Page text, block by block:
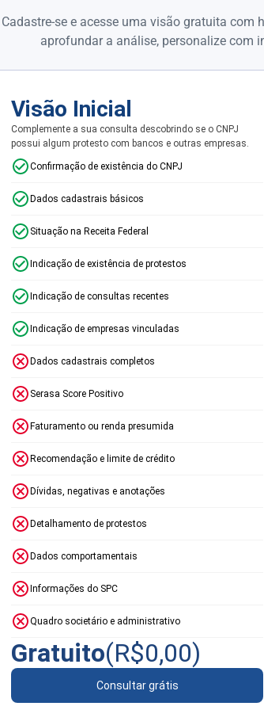
Cadastre-se e acesse uma visão gratuita
aprofundar a análise, personalize com
Visão Inicial
Complemente a sua consulta descobrindo se o CNPJ
possui algum protesto com bancos e outras empresas.
Confirmação de existência do CNPJ
Dados cadastrais básicos
Situação na Receita Federal
Indicação de existência de protestos
Indicação de consultas recentes
Indicação de empresas vinculadas
Dados cadastrais completos
Serasa Score Positivo
Faturamento ou renda presumida
Recomendação e limite de crédito
Dívidas, negativas e anotações
Detalhamento de protestos
Dados comportamentais
Informações do SPC
Quadro societário e administrativo
Gratuito(R$0,00)
Consultar grátis